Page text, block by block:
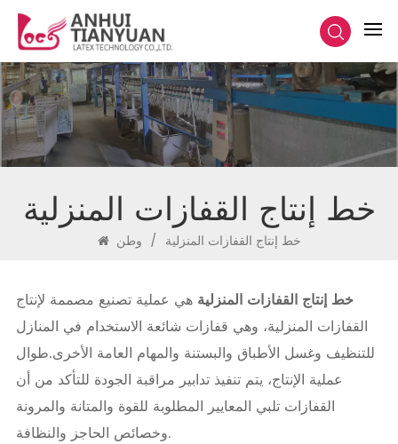
خط إنتاج القفازات المنزلية
وطن / خط إنتاج القفازات المنزلية
خط إنتاج القفازات المنزلية هي عملية تصنيع مصممة لإنتاج
القفازات المنزلية، وهي قفازات شائعة الاستخدام في المنازل
للتنظيف وغسل الأطباق والبستنة والمهام العامة الأخرى.طوال
عملية الإنتاج، يتم تنفيذ تدابير مراقبة الجودة للتأكد من أن
القفازات تلبي المعايير المطلوبة للقوة والمتانة والمرونة
وخصائص الحاجز والنظافة.